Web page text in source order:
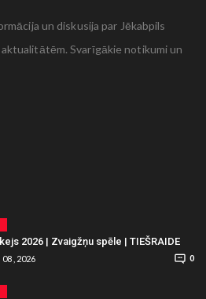
un diskusija par Jēkabpils
Svarīgākie notikumi un
2026 | Zvaigžņu spēle | TIEŠRAIDE
, 2026 0